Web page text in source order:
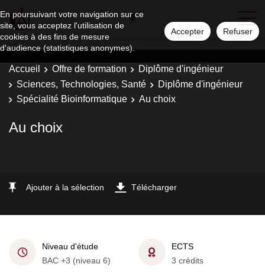
En poursuivant votre navigation sur ce
site, vous acceptez l'utilisation de
cookies à des fins de mesure
d'audience (statistiques anonymes).
Accepter Refuser
Accueil Offre de formation
Diplôme d'ingénieur
Sciences, Technologies, Santé
Diplôme d'ingénieur
Spécialité Bioinformatique
Au choix
Au choix
Ajouter à la sélection Télécharger
Niveau d'étude
BAC +3 (niveau 6)
ECTS
3 crédits